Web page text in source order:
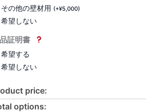
その他の壁材用 (+¥5,000)
希望しない
証明書
希望する
希望しない
price:
options: